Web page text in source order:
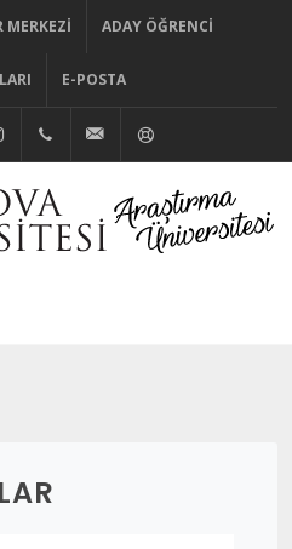
MERKEZI ADAY ÖĞRENCI
E-POSTA
@cukurovaedutr
+90 (322) 338 60 84
bilgi@cu.edu.tr